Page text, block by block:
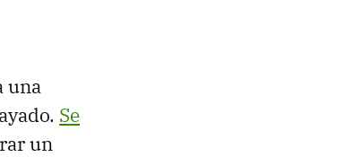
una
Se
un